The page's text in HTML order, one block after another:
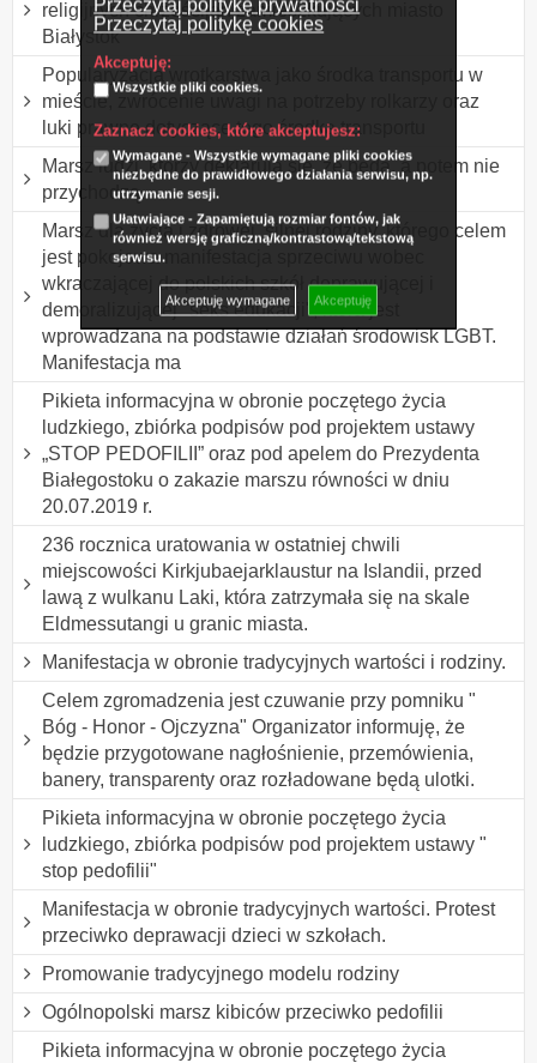
Przeczytaj politykę prywatności
Przeczytaj politykę cookies
Akceptuję:
Wszystkie pliki cookies.
Zaznacz cookies, które akceptujesz:
Wymagane - Wszystkie wymagane pliki cookies
niezbędne do prawidłowego działania serwisu, np.
utrzymanie sesji.
Ułatwiające - Zapamiętują rozmiar fontów, jak
również wersję graficzną/kontrastową/tekstową
serwisu.
Akceptuję wymagane Akceptuję
religijnych chrześcijan zamieszkujących miasto
Białystok
Popularyzacja wrotkarstwa jako środka transportu w
mieście, zwrócenie uwagi na potrzeby rolkarzy oraz
luki prawne dotyczące tego środka transportu
Marsz ludzi, którzy deklarują się, że będą, a potem nie
przychodzą.
Marsz dla życia i zdrowej, silnej rodziny, którego celem
jest pokojowa manifestacja sprzeciwu wobec
wkraczającej do polskich szkół deprawującej i
demoralizującej "seks edukacji", która jest
wprowadzana na podstawie działań środowisk LGBT.
Manifestacja ma
Pikieta informacyjna w obronie poczętego życia
ludzkiego, zbiórka podpisów pod projektem ustawy
„STOP PEDOFILII” oraz pod apelem do Prezydenta
Białegostoku o zakazie marszu równości w dniu
20.07.2019 r.
236 rocznica uratowania w ostatniej chwili
miejscowości Kirkjubaejarklaustur na Islandii, przed
lawą z wulkanu Laki, która zatrzymała się na skale
Eldmessutangi u granic miasta.
Manifestacja w obronie tradycyjnych wartości i rodziny.
Celem zgromadzenia jest czuwanie przy pomniku "
Bóg - Honor - Ojczyzna" Organizator informuję, że
będzie przygotowane nagłośnienie, przemówienia,
banery, transparenty oraz rozładowane będą ulotki.
Pikieta informacyjna w obronie poczętego życia
ludzkiego, zbiórka podpisów pod projektem ustawy "
stop pedofilii"
Manifestacja w obronie tradycyjnych wartości. Protest
przeciwko deprawacji dzieci w szkołach.
Promowanie tradycyjnego modelu rodziny
Ogólnopolski marsz kibiców przeciwko pedofilii
Pikieta informacyjna w obronie poczętego życia